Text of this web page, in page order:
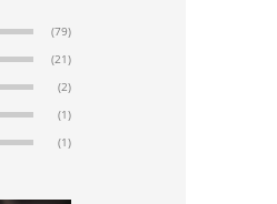
(79)
(21)
(2)
(1)
(1)